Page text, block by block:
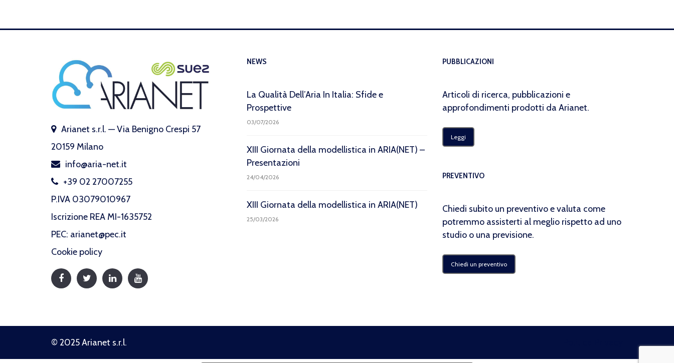
Arianet s.r.l. — Via Benigno Crespi 57
20159 Milano
info@aria-net.it
+39 02 27007255
P.IVA 03079010967
Iscrizione REA MI-1635752
PEC: arianet@pec.it
Cookie policy
NEWS
La Qualità Dell’Aria In Italia: Sfide e
Prospettive
03/07/2026
XIII Giornata della modellistica in ARIA(NET) –
Presentazioni
24/04/2026
XIII Giornata della modellistica in ARIA(NET)
25/03/2026
PUBBLICAZIONI
Articoli di ricerca, pubblicazioni e
approfondimenti prodotti da Arianet.
Leggi
PREVENTIVO
Chiedi subito un preventivo e valuta come
potremmo assisterti al meglio rispetto ad uno
studio o una previsione.
Chiedi un preventivo
© 2025 Arianet s.r.l.